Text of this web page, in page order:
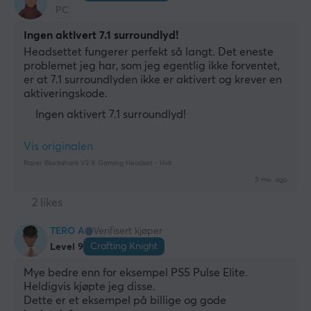
Cardiod, Unidirectional
Avtagbar
Nei
PC
Ingen aktivert 7.1 surroundlyd!
Headsettet fungerer perfekt så langt. Det eneste
problemet jeg har, som jeg egentlig ikke forventet,
er at 7.1 surroundlyden ikke er aktivert og krever en
aktiveringskode.
Ingen aktivert 7.1 surroundlyd!
Vis originalen
Razer Blackshark V2 X Gaming Headset - Hvit
5 mo. ago
2 likes
TERO A
Verifisert kjøper
Level 9
Crafting Knight
Mye bedre enn for eksempel PS5 Pulse Elite.
Heldigvis kjøpte jeg disse.
Dette er et eksempel på billige og gode